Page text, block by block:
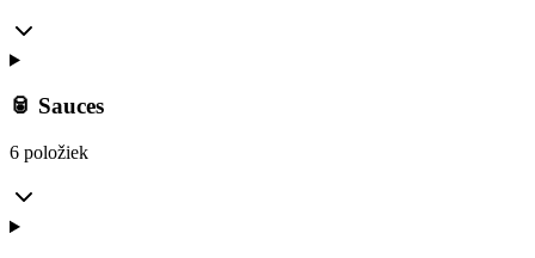
🥫 Sauces
6 položiek